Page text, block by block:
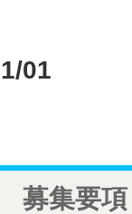
01
募集要項